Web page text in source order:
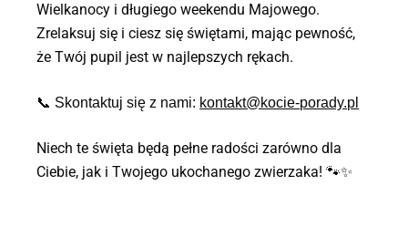
Wielkanocy i długiego weekendu Majowego.
Zrelaksuj się i ciesz się świętami, mając pewność,
że Twój pupil jest w najlepszych rękach.
📞 Skontaktuj się z nami: kontakt@kocie-porady.pl
Niech te święta będą pełne radości zarówno dla
Ciebie, jak i Twojego ukochanego zwierzaka! 🐾✨